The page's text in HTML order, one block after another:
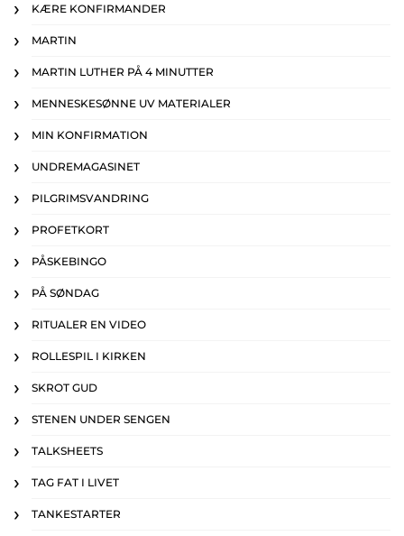
KÆRE KONFIRMANDER
MARTIN
MARTIN LUTHER PÅ 4 MINUTTER
MENNESKESØNNE UV MATERIALER
MIN KONFIRMATION
UNDREMAGASINET
PILGRIMSVANDRING
PROFETKORT
PÅSKEBINGO
PÅ SØNDAG
RITUALER EN VIDEO
ROLLESPIL I KIRKEN
SKROT GUD
STENEN UNDER SENGEN
TALKSHEETS
TAG FAT I LIVET
TANKESTARTER